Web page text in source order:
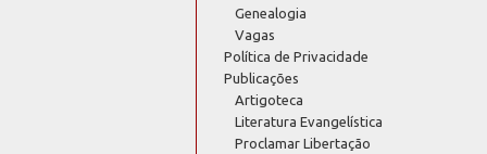
Genealogia
Vagas
Política de Privacidade
Publicações
Artigoteca
Literatura Evangelística
Proclamar Libertação